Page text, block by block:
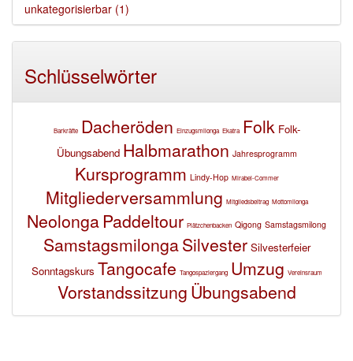
unkategorisierbar (1)
Schlüsselwörter
Barkräfte Dacheröden Einzugsmilonga Ekatra Folk Folk-
Übungsabend Halbmarathon Jahresprogramm
Kursprogramm Lindy-Hop Mirabei-Commer
Mitgliederversammlung Mitgliedsbeitrag Mottomilonga
Neolonga Paddeltour Plätzchenbacken Qigong Samstagsmilong
SamstagsmilongaSilvester Silvesterfeier
Sonntagskurs Tangocafe Tangospaziergang Umzug Vereinsraum
Vorstandssitzung Übungsabend